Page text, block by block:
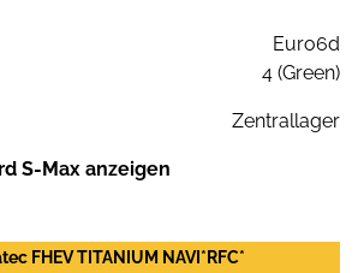
Euro6d
4 (Green)
Zentrallager
S-Max anzeigen
FHEV TITANIUM NAVI*RFC*